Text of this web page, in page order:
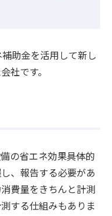
助金を活用して新し
社です。
省エネ効果――具体的
、報告する必要があ
費量をきちんと計測
する仕組みもありま